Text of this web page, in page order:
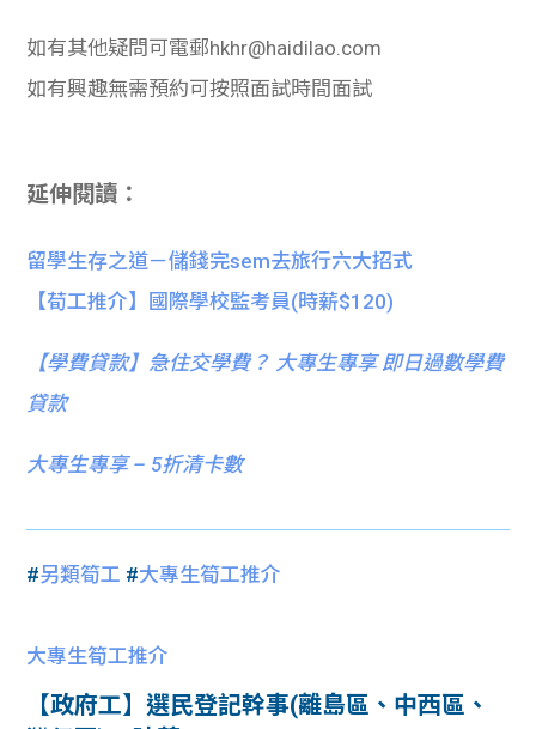
如有其他疑問可電郵hkhr@haidilao.com
如有興趣無需預約可按照面試時間面試
延伸閱讀：
留學生存之道－儲錢完sem去旅行六大招式
【荀工推介】國際學校監考員(時薪$120)
【學費貸款】急住交學費？ 大專生專享 即日過數學費
貸款
大專生專享 – 5折清卡數
#另類筍工 #大專生筍工推介
大專生筍工推介
【政府工】選民登記幹事(離島區、中西區、